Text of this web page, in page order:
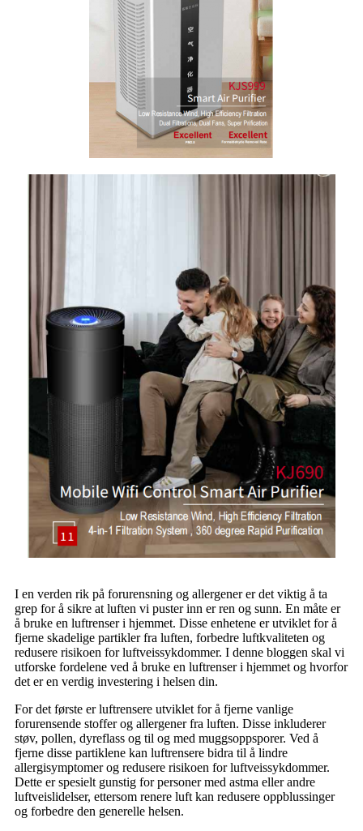
I en verden rik på forurensning og allergener er det viktig å ta
grep for å sikre at luften vi puster inn er ren og sunn. En måte er
å bruke en luftrenser i hjemmet. Disse enhetene er utviklet for å
fjerne skadelige partikler fra luften, forbedre luftkvaliteten og
redusere risikoen for luftveissykdommer. I denne bloggen skal vi
utforske fordelene ved å bruke en luftrenser i hjemmet og hvorfor
det er en verdig investering i helsen din.
For det første er luftrensere utviklet for å fjerne vanlige
forurensende stoffer og allergener fra luften. Disse inkluderer
støv, pollen, dyreflass og til og med muggsoppsporer. Ved å
fjerne disse partiklene kan luftrensere bidra til å lindre
allergisymptomer og redusere risikoen for luftveissykdommer.
Dette er spesielt gunstig for personer med astma eller andre
luftveislidelser, ettersom renere luft kan redusere oppblussinger
og forbedre den generelle helsen.